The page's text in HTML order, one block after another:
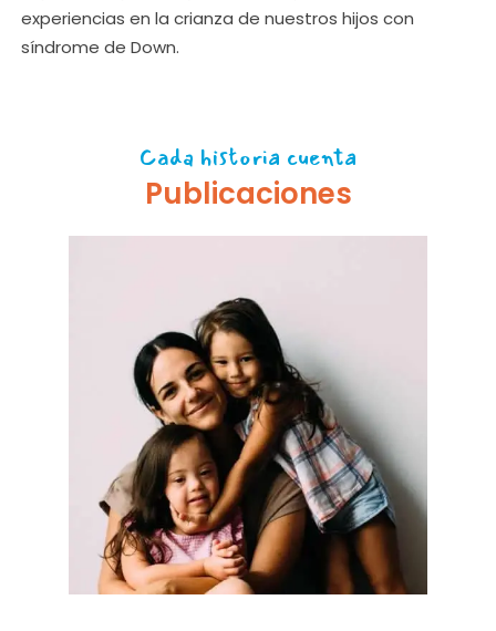
experiencias en la crianza de nuestros hijos con
síndrome de Down.
Cada historia cuenta
Publicaciones